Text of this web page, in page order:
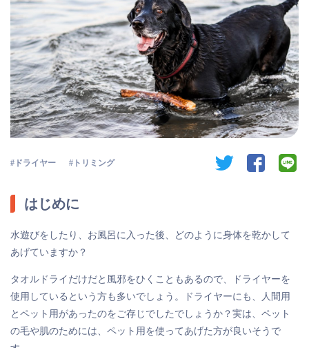
ドライヤー トリミング twitter facebook
はじめに
水遊びをしたり、お風呂に入った後、どのように身体を乾かして
あげていますか？
タオルドライだけだと風邪をひくこともあるので、ドライヤーを
使用しているという方も多いでしょう。ドライヤーにも、人間用
とペット用があったのをご存じでしたでしょうか？実は、ペット
の毛や肌のためには、ペット用を使ってあげた方が良いそうで